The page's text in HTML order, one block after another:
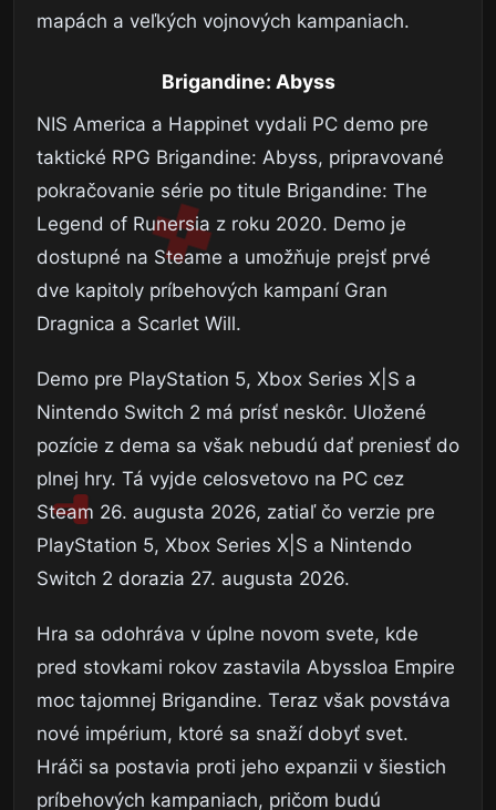
mapách a veľkých vojnových kampaniach.
Brigandine: Abyss
NIS America a Happinet vydali PC demo pre
taktické RPG Brigandine: Abyss, pripravované
pokračovanie série po titule Brigandine: The
Legend of Runersia z roku 2020. Demo je
dostupné na Steame a umožňuje prejsť prvé
dve kapitoly príbehových kampaní Gran
Dragnica a Scarlet Will.
Demo pre PlayStation 5, Xbox Series X|S a
Nintendo Switch 2 má prísť neskôr. Uložené
pozície z dema sa však nebudú dať preniesť do
plnej hry. Tá vyjde celosvetovo na PC cez
Steam 26. augusta 2026, zatiaľ čo verzie pre
PlayStation 5, Xbox Series X|S a Nintendo
Switch 2 dorazia 27. augusta 2026.
Hra sa odohráva v úplne novom svete, kde
pred stovkami rokov zastavila Abyssloa Empire
moc tajomnej Brigandine. Teraz však povstáva
nové impérium, ktoré sa snaží dobyť svet.
Hráči sa postavia proti jeho expanzii v šiestich
príbehových kampaniach, pričom budú